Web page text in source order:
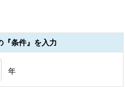
『条件』を入力
年